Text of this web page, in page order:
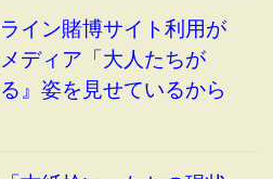
イン賭博サイト利用が
ディア「大人たちが
』姿を見せているから